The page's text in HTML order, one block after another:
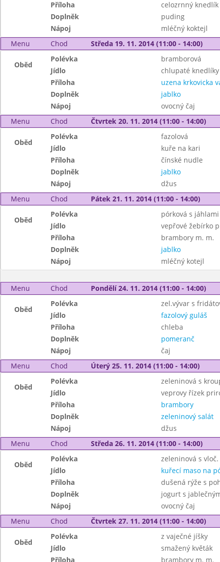
Příloha
celozrnný knedlík
Doplněk
puding
Nápoj
mléčný koktejl
Menu
Chod Středa 19. 11. 2014 (11:00 - 14:00)
Oběd
Polévka
bramborová
Jídlo
chlupaté knedlíky
Příloha
uzena krkovicka
Doplněk
jablko
Nápoj
ovocný čaj
Menu
Chod Čtvrtek 20. 11. 2014 (11:00 - 14:00)
Oběd
Polévka
fazolová
Jídlo
kuře na kari
Příloha
čínské nudle
Doplněk
jablko
Nápoj
džus
Menu
Chod Pátek 21. 11. 2014 (11:00 - 14:00)
Oběd
Polévka
pórková s jáhlami
Jídlo
vepřové žebírko
Příloha
brambory m. m.
Doplněk
jablko
Nápoj
mléčný kotejl
Menu Chod Pondělí 24. 11. 2014 (11:00 - 14:00)
Oběd
Polévka
zel.vývar s
Jídlo
fazolový guláš
Příloha
chleba
Doplněk
pomeranč
Nápoj
čaj
Menu
Chod Úterý 25. 11. 2014 (11:00 - 14:00)
Oběd
Polévka
zeleninová s
Jídlo
veprovy řízek
Příloha
brambory
Doplněk
zeleninový salát
Nápoj
džus
Menu
Chod Středa 26. 11. 2014 (11:00 - 14:00)
Oběd
Polévka
zeleninová s
Jídlo
kuřecí maso na
Příloha
dušená rýže s
Doplněk
jogurt s
Nápoj
ovocný čaj
Menu
Chod Čtvrtek 27. 11. 2014 (11:00 - 14:00)
Oběd
Polévka
z vaječné jíšky
Jídlo
smažený květák
Příloha
brambory m. m.